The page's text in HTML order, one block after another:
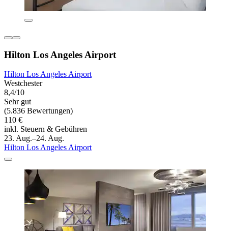
Hilton Los Angeles Airport
Hilton Los Angeles Airport
Westchester
8,4/10
Sehr gut
(5.836 Bewertungen)
110 €
inkl. Steuern & Gebühren
23. Aug.–24. Aug.
Hilton Los Angeles Airport